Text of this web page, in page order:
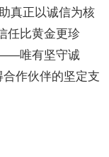
真正以诚信为核
任比黄金更珍
——唯有坚守诚
作伙伴的坚定支